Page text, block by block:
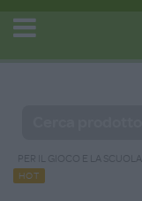
PER IL GIOCO E LA SCUOLA
HOT